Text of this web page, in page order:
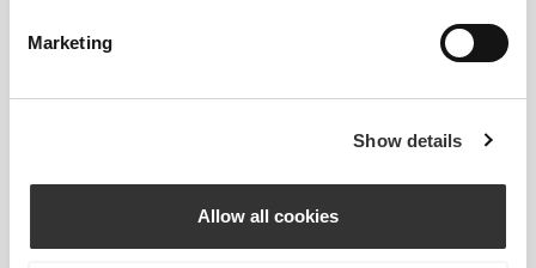
Marketing
Show details
Allow all cookies
AllDay Koszulka
Athleisure Koszulka